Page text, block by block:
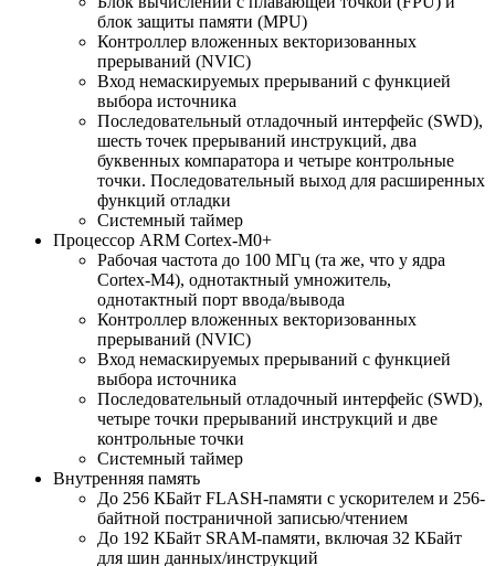
блок защиты памяти (MPU)
Контроллер вложенных векторизованных
прерываний (NVIC)
Вход немаскируемых прерываний с функцией
выбора источника
Последовательный отладочный интерфейс (SWD),
шесть точек прерываний инструкций, два
буквенных компаратора и четыре контрольные
точки. Последовательный выход для расширенных
функций отладки
Системный таймер
Процессор ARM Cortex-M0+
Рабочая частота до 100 МГц (та же, что у ядра
Cortex-M4), однотактный умножитель,
однотактный порт ввода/вывода
Контроллер вложенных векторизованных
прерываний (NVIC)
Вход немаскируемых прерываний с функцией
выбора источника
Последовательный отладочный интерфейс (SWD),
четыре точки прерываний инструкций и две
контрольные точки
Системный таймер
Внутренняя память
До 256 КБайт FLASH-памяти с ускорителем и 256-
байтной постраничной записью/чтением
До 192 КБайт SRAM-памяти, включая 32 КБайт
для шин данных/инструкций